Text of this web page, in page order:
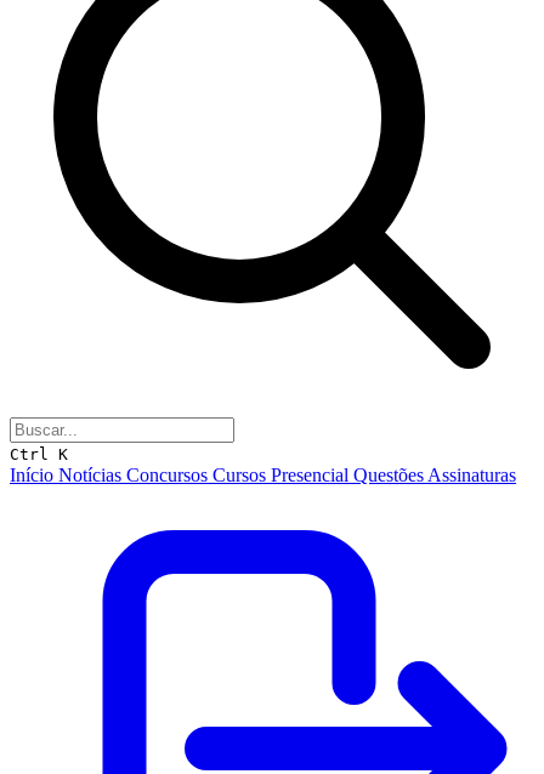
Ctrl K
Início Notícias Concursos Cursos Presencial Questões Assinaturas